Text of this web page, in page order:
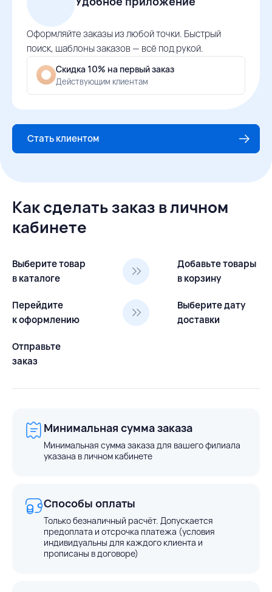
Оформляйте заказы из любой точки. Быстрый
поиск, шаблоны заказов — всё под рукой.
Скидка 10% на первый заказ
Действующим клиентам
Стать клиентом
Как сделать заказ в личном
кабинете
Выберите товар
в каталоге
Добавьте товары
в корзину
Перейдите
к оформлению
Выберите дату
доставки
Отправьте
заказ
Минимальная сумма заказа
Минимальная сумма заказа для вашего филиала
указана в личном кабинете
Способы оплаты
Только безналичный расчёт. Допускается
предоплата и отсрочка платежа (условия
индивидуальны для каждого клиента и
прописаны в договоре)